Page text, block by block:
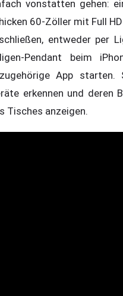
vonstatten gehen:
60-Zöller mit Full
entweder per
Pendant beim
App
erkennen und deren
Tisches anzeigen.